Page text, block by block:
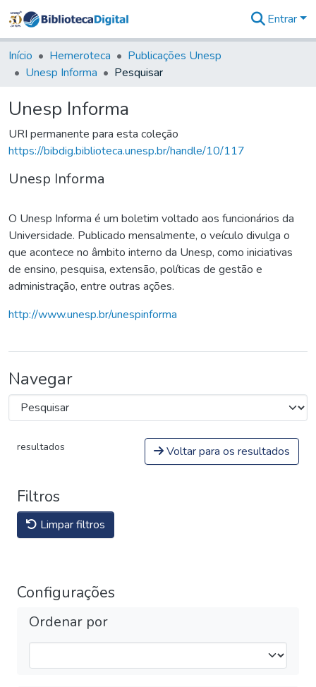
&
Coleções
Tudo na
Estatísticas
Entrar
Início Hemeroteca
Publicações Unesp
Unesp Informa
Pesquisar
Unesp Informa
URI permanente para esta coleção
https://bibdig.biblioteca.unesp.br/handle/10/117
Unesp Informa
O Unesp Informa é um boletim voltado aos funcionários da
Universidade. Publicado mensalmente, o veículo divulga o
que acontece no âmbito interno da Unesp, como iniciativas
de ensino, pesquisa, extensão, políticas de gestão e
administração, entre outras ações.
http://www.unesp.br/unespinforma
Navegar
resultados Voltar para os resultados
Filtros
Limpar filtros
Configurações
Ordenar por